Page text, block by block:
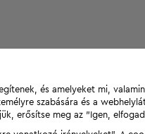
és amelyeket mi,
szabására és a
erősítse meg az "Igen,